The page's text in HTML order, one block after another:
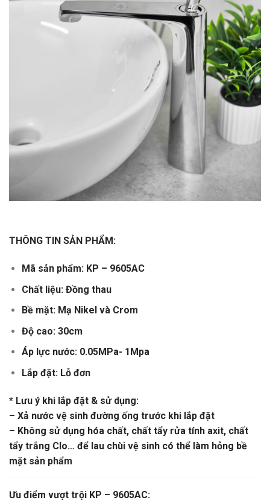
THÔNG TIN SẢN PHẨM:
Mã sản phẩm: KP – 9605AC
Chất liệu: Đồng thau
Bề mặt: Mạ Nikel và Crom
Độ cao: 30cm
Áp lực nước: 0.05MPa- 1Mpa
Lắp đặt: Lỗ đơn
* Lưu ý khi lắp đặt & sử dụng:
– Xả nước vệ sinh đường ống trước khi lắp đặt
– Không sử dụng hóa chất, chất tẩy rửa tính axit, chất
tẩy trắng Clo… để lau chùi vệ sinh có thể làm hỏng bề
mặt sản phẩm
Ưu điểm vượt trội KP – 9605AC: